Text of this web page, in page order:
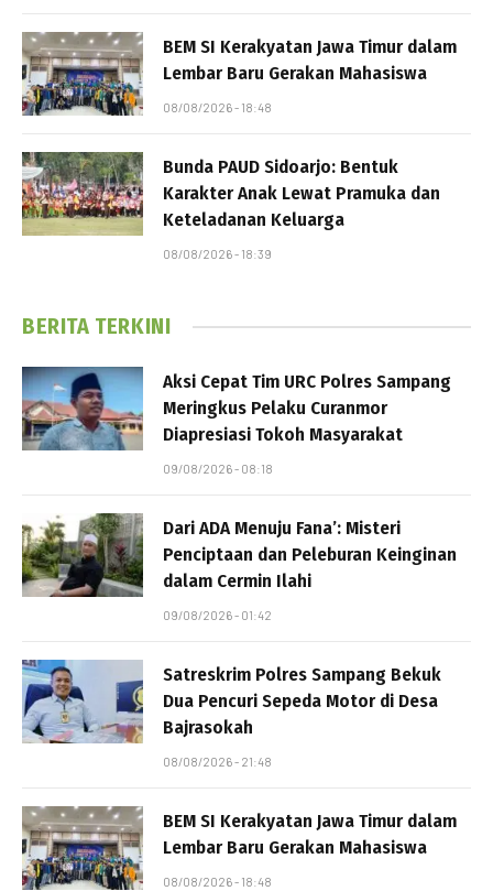
BEM SI Kerakyatan Jawa Timur dalam
Lembar Baru Gerakan Mahasiswa
08/08/2026 - 18:48
Bunda PAUD Sidoarjo: Bentuk
Karakter Anak Lewat Pramuka dan
Keteladanan Keluarga
08/08/2026 - 18:39
BERITA TERKINI
Aksi Cepat Tim URC Polres Sampang
Meringkus Pelaku Curanmor
Diapresiasi Tokoh Masyarakat
09/08/2026 - 08:18
Dari ADA Menuju Fana’: Misteri
Penciptaan dan Peleburan Keinginan
dalam Cermin Ilahi
09/08/2026 - 01:42
Satreskrim Polres Sampang Bekuk
Dua Pencuri Sepeda Motor di Desa
Bajrasokah
08/08/2026 - 21:48
BEM SI Kerakyatan Jawa Timur dalam
Lembar Baru Gerakan Mahasiswa
08/08/2026 - 18:48